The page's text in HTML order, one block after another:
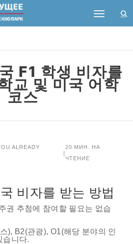
Toggle
F1 학생 비자를
교 및 미국 어학
코스
ALREADY
|
20 МИН. НА
ЧТЕНИЕ
비자를 받는 방법
권 추첨에 참여할 필요는 없습
), B2(관광), O1(해당 분야의 인
습니다.